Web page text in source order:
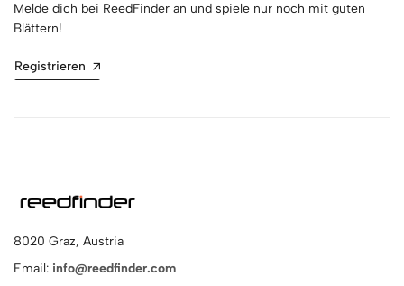
Melde dich bei ReedFinder an und spiele nur noch mit guten
Blättern!
Registrieren
8020 Graz, Austria
Email: info@reedfinder.com